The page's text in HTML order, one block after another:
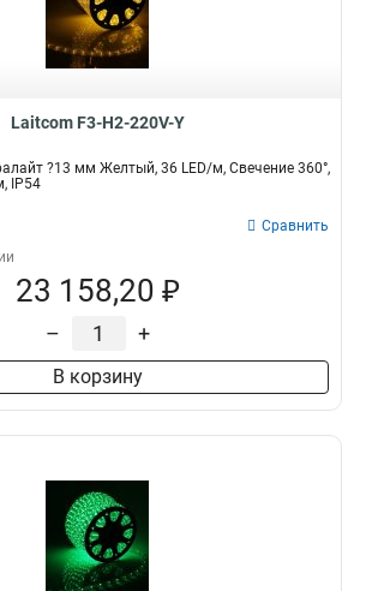
Laitcom F3-H2-220V-Y
?13 мм Желтый, 36 LED/м, Свечение 360°,
IP54
Сравнить
23 158,20 ₽
– +
В корзину